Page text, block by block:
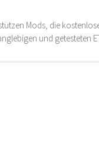
Mods, die
und getesteten